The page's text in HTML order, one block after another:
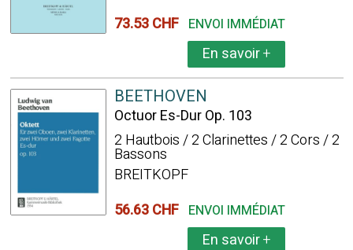
73.53 CHF ENVOI IMMÉDIAT
En savoir+
BEETHOVEN
Octuor Es-Dur Op. 103
2 Hautbois / 2 Clarinettes / 2 Cors / 2
Bassons
BREITKOPF
56.63 CHF ENVOI IMMÉDIAT
En savoir+